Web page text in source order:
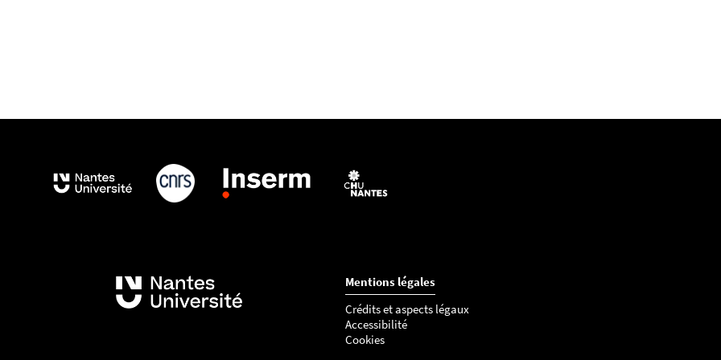
Mentions légales
Crédits et aspects légaux
Accessibilité
Cookies